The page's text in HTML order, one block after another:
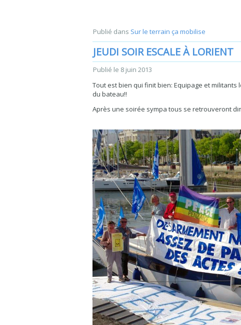
Publié dans Sur le terrain ça mobilise
JEUDI SOIR ESCALE À LORIENT
Publié le 8 juin 2013
Tout est bien qui finit bien: Equipage et
du bateau!!
Après une soirée sympa tous se retrouveront